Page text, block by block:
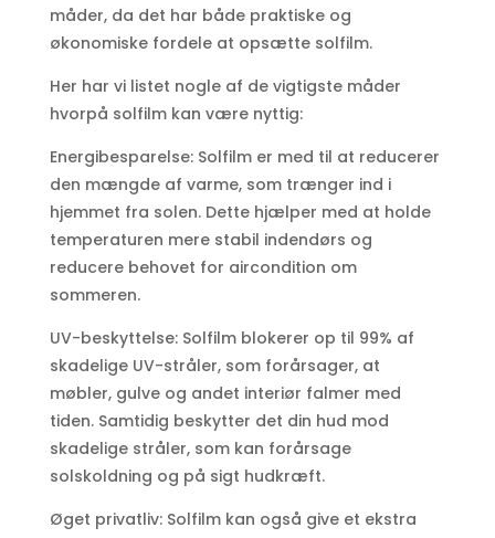
måder, da det har både praktiske og
økonomiske fordele at opsætte solfilm.
Her har vi listet nogle af de vigtigste måder
hvorpå solfilm kan være nyttig:
Energibesparelse: Solfilm er med til at reducerer
den mængde af varme, som trænger ind i
hjemmet fra solen. Dette hjælper med at holde
temperaturen mere stabil indendørs og
reducere behovet for aircondition om
sommeren.
UV-beskyttelse: Solfilm blokerer op til 99% af
skadelige UV-stråler, som forårsager, at
møbler, gulve og andet interiør falmer med
tiden. Samtidig beskytter det din hud mod
skadelige stråler, som kan forårsage
solskoldning og på sigt hudkræft.
Øget privatliv: Solfilm kan også give et ekstra